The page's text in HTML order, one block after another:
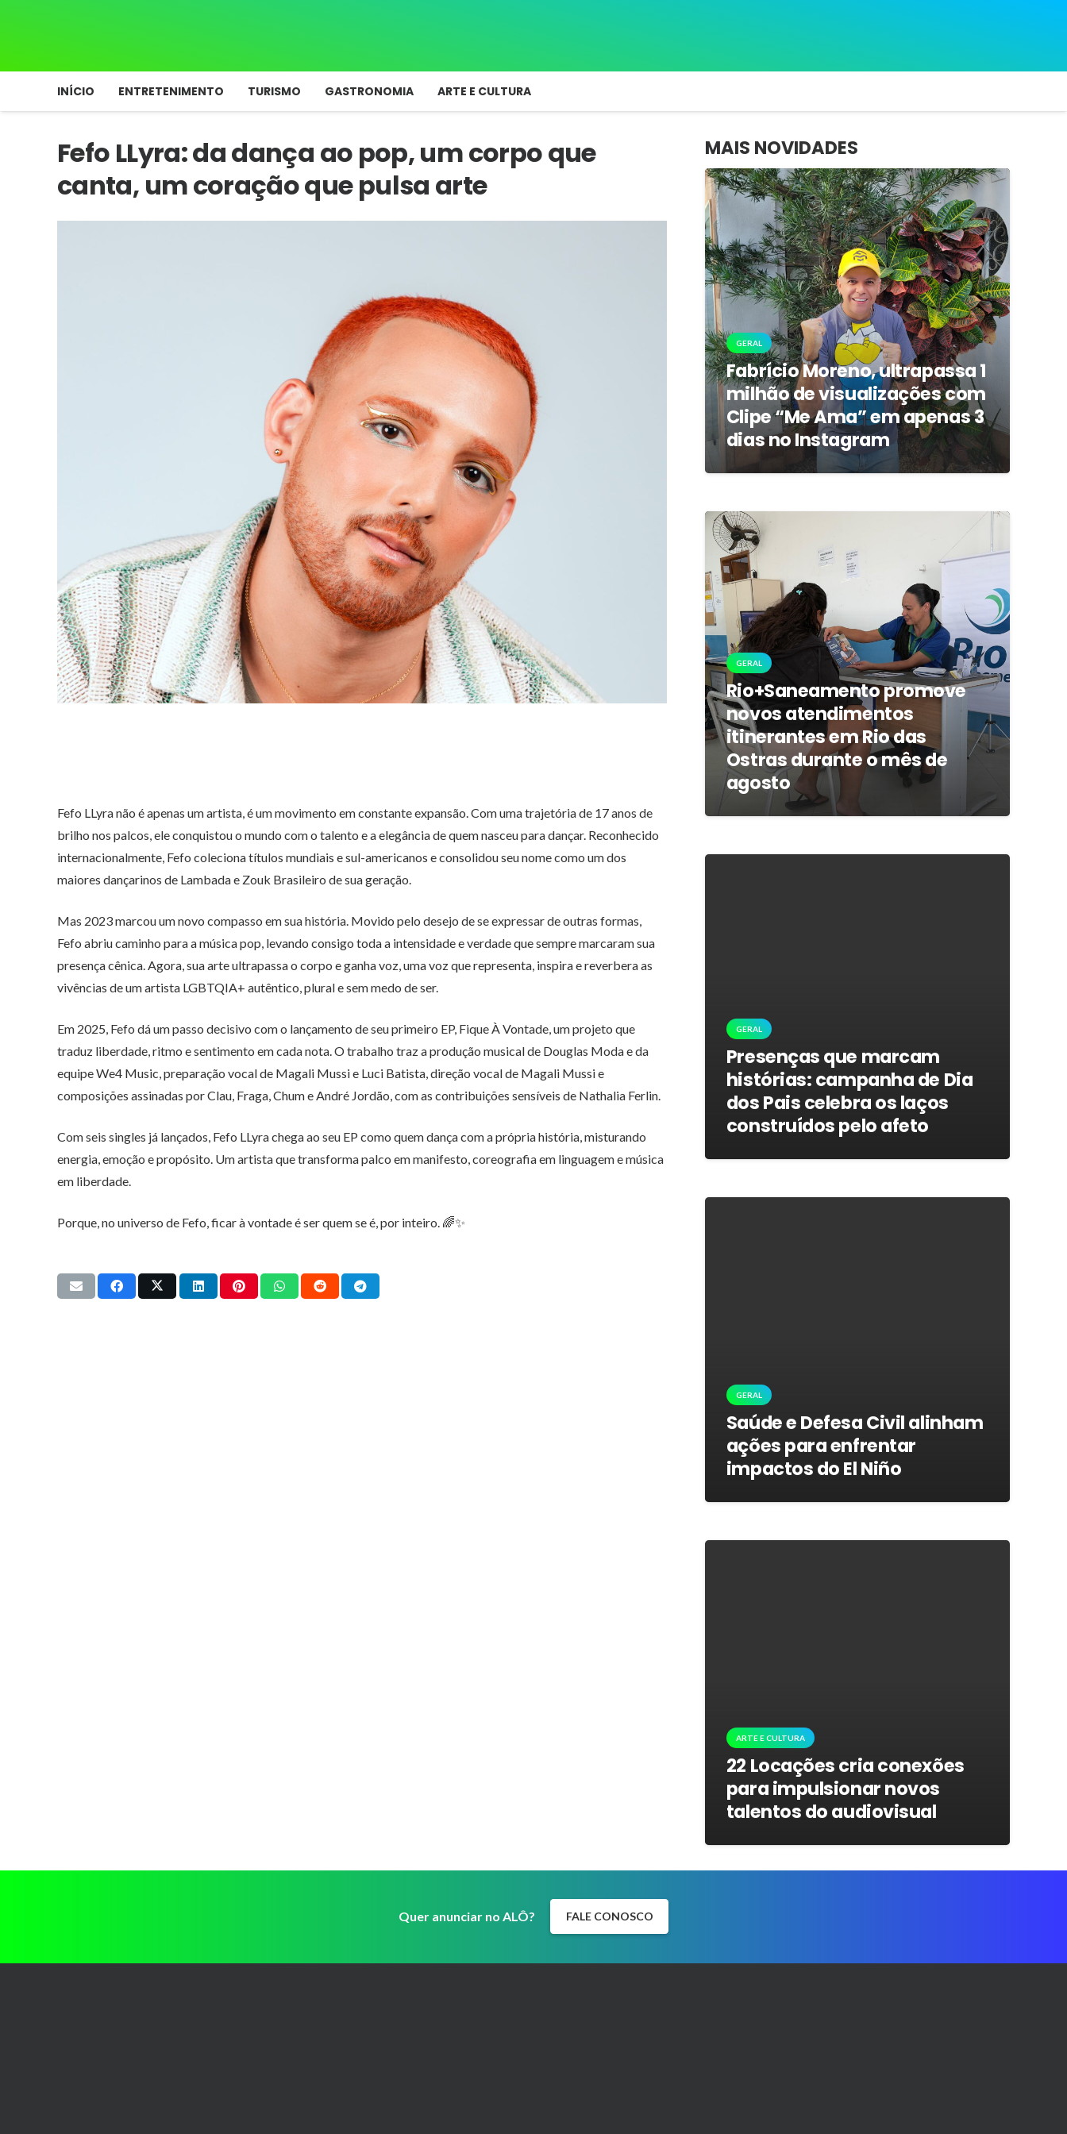
INÍCIO ENTRETENIMENTO TURISMO GASTRONOMIA ARTE E CULTURA
Fefo LLyra: da dança ao pop, um corpo que
canta, um coração que pulsa arte
Fefo LLyra não é apenas um artista, é um movimento em constante expansão. Com uma trajetória de 17 anos de
brilho nos palcos, ele conquistou o mundo com o talento e a elegância de quem nasceu para dançar. Reconhecido
internacionalmente, Fefo coleciona títulos mundiais e sul-americanos e consolidou seu nome como um dos
maiores dançarinos de Lambada e Zouk Brasileiro de sua geração.
Mas 2023 marcou um novo compasso em sua história. Movido pelo desejo de se expressar de outras formas,
Fefo abriu caminho para a música pop, levando consigo toda a intensidade e verdade que sempre marcaram sua
presença cênica. Agora, sua arte ultrapassa o corpo e ganha voz, uma voz que representa, inspira e reverbera as
vivências de um artista LGBTQIA+ autêntico, plural e sem medo de ser.
Em 2025, Fefo dá um passo decisivo com o lançamento de seu primeiro EP, Fique À Vontade, um projeto que
traduz liberdade, ritmo e sentimento em cada nota. O trabalho traz a produção musical de Douglas Moda e da
equipe We4 Music, preparação vocal de Magali Mussi e Luci Batista, direção vocal de Magali Mussi e
composições assinadas por Clau, Fraga, Chum e André Jordão, com as contribuições sensíveis de Nathalia Ferlin.
Com seis singles já lançados, Fefo LLyra chega ao seu EP como quem dança com a própria história, misturando
energia, emoção e propósito. Um artista que transforma palco em manifesto, coreografia em linguagem e música
em liberdade.
Porque, no universo de Fefo, ficar à vontade é ser quem se é, por inteiro. 🌈✨
MAIS NOVIDADES
GERAL
Fabrício Moreno, ultrapassa 1
milhão de visualizações com
Clipe “Me Ama” em apenas 3
dias no Instagram
GERAL
Rio+Saneamento promove
novos atendimentos
itinerantes em Rio das
Ostras durante o mês de
agosto
GERAL
Presenças que marcam
histórias: campanha de Dia
dos Pais celebra os laços
construídos pelo afeto
GERAL
Saúde e Defesa Civil alinham
ações para enfrentar
impactos do El Niño
ARTE E CULTURA
22 Locações cria conexões
para impulsionar novos
talentos do audiovisual
Quer anunciar no ALÔ? FALE CONOSCO